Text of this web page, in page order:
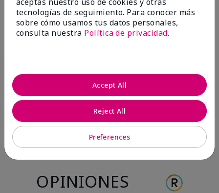
Antes & después
Antes
Después
Antes
Después
OPINIONES
tecnologías de seguimiento. Para conocer más
sobre cómo usamos tus datos personales,
consulta nuestra Política de privacidad.
Preferences
Reject All
Accept All